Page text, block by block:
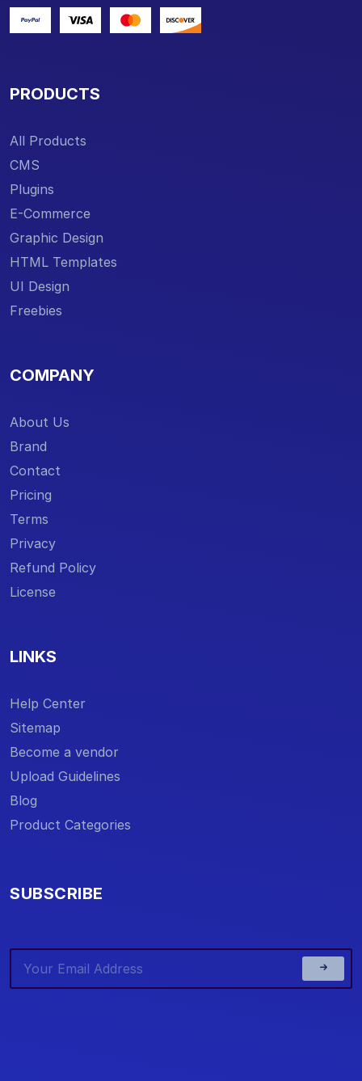
PRODUCTS
All Products
CMS
Plugins
E-Commerce
Graphic Design
HTML Templates
UI Design
Freebies
COMPANY
About Us
Brand
Contact
Pricing
Terms
Privacy
Refund Policy
License
LINKS
Help Center
Sitemap
Become a vendor
Upload Guidelines
Blog
Product Categories
SUBSCRIBE